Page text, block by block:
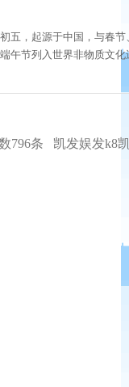
五，起源于中国，与春
午节列入世界非物质文
796条 凯发娱发k8